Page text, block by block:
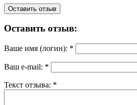
Оставить отзыв
Оставить отзыв:
Ваше имя (логин): *
Ваш e-mail: *
Текст отзыва: *